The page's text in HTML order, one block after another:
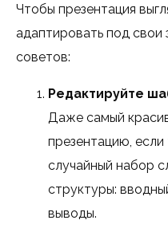
Чтобы презентация
адаптировать под свои
советов:
Редактируйте
Даже самый
презентацию, если
случайный набор
структуры:
выводы.